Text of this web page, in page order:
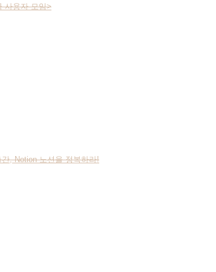
사용자 모임>
, Notion 노션을 정복하라!